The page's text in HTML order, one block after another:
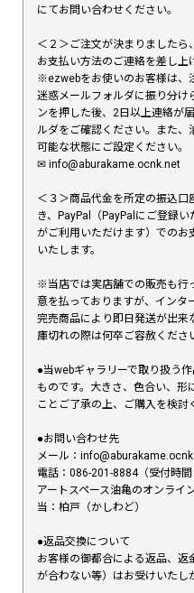
にてお問い合わせください。
＜２＞ご注文が決まりました
お支払い方法のご連絡を差し上
※ezwebをお使いのお客様は、
迷惑メールフォルダに振り分け
ンを押した後、2日以上連絡が
ルダをご確認ください。また、
可能な状態にご設定ください。
✉︎ info@aburakame.ocnk.net
＜３＞商品代金を所定の振込口
き、PayPal（PayPalにご登録
がご利用いただけます）でのお
いたします。
※当店では実店舗での販売も行
意を払っておりますが、インタ
完売商品により即日発送が出来
庫切れの際は何卒ご容赦くださ
●当webギャラリーで取り扱う
ものです。大きさ、色合い、
ことご了承の上、ご購入を検討
●お問い合わせ先
メール：
電話：086-201-8884（受付時間
アートスペース油亀のオンラ
当：柏戸（かしわど）
●返品交換について
お客様の御都合による返品、
が合わない等）はお受けいたし